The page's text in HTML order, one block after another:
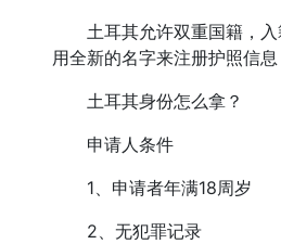
土耳其允许双重国籍，入
用全新的名字来注册护照信
土耳其身份怎么拿？
申请人条件
1、申请者年满18周岁
2、无犯罪记录